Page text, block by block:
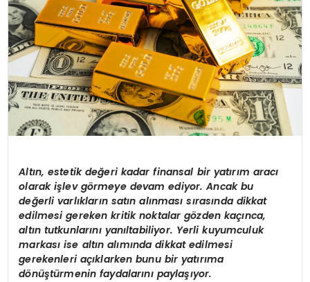
Altın, estetik değeri kadar finansal bir yatırım aracı
olarak işlev görmeye devam ediyor. Ancak bu
değerli varlıkların satın alınması sırasında dikkat
edilmesi gereken kritik noktalar gözden kaçınca,
altın tutkunlarını yanıltabiliyor. Yerli kuyumculuk
markasıise altın alımında dikkat edilmesi
gerekenleri açıklarken bunu bir yatırıma
dönüştürmenin faydalarını paylaşıyor.